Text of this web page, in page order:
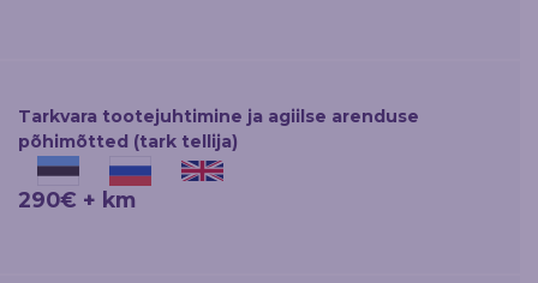
Tarkvara tootejuhtimine ja agiilse arenduse
põhimõtted (tark tellija)
290€ + km